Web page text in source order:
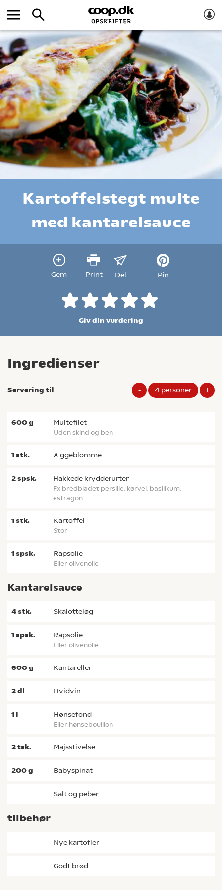
Kartoffelstegt multe
med kantarelsauce
Gem Print Del Pin
Giv din vurdering
Ingredienser
Servering til - 4 personer +
600g multefilet
uden skind og ben
1stk. æggeblomme
2spsk. hakkede krydderurter
fx bredbladet persille, kørvel, basilikum,
estragon
1stk. kartoffel
stor
1spsk. rapsolie
eller olivenolie
Kantarelsauce
4stk. skalotteløg
1spsk. rapsolie
eller olivenolie
600g kantareller
2dl hvidvin
1 l hønsefond
eller hønsebouillon
2tsk. majsstivelse
200g babyspinat
salt og peber
tilbehør
nye kartofler
godt brød